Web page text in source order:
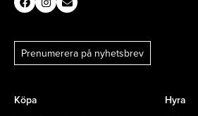
Prenumerera på nyhetsbrev
Köpa
Hyra